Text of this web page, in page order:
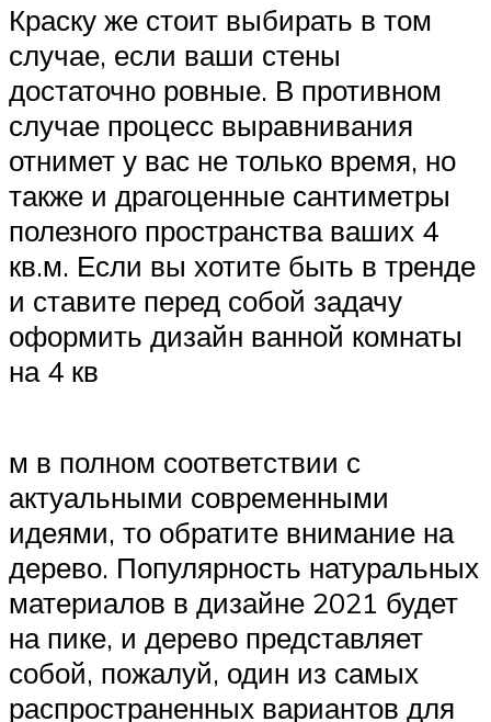
Краску же стоит выбирать в том
случае, если ваши стены
достаточно ровные. В противном
случае процесс выравнивания
отнимет у вас не только время, но
также и драгоценные сантиметры
полезного пространства ваших 4
кв.м. Если вы хотите быть в тренде
и ставите перед собой задачу
оформить дизайн ванной комнаты
на 4 кв
м в полном соответствии с
актуальными современными
идеями, то обратите внимание на
дерево. Популярность натуральных
материалов в дизайне 2021 будет
на пике, и дерево представляет
собой, пожалуй, один из самых
распространенных вариантов для